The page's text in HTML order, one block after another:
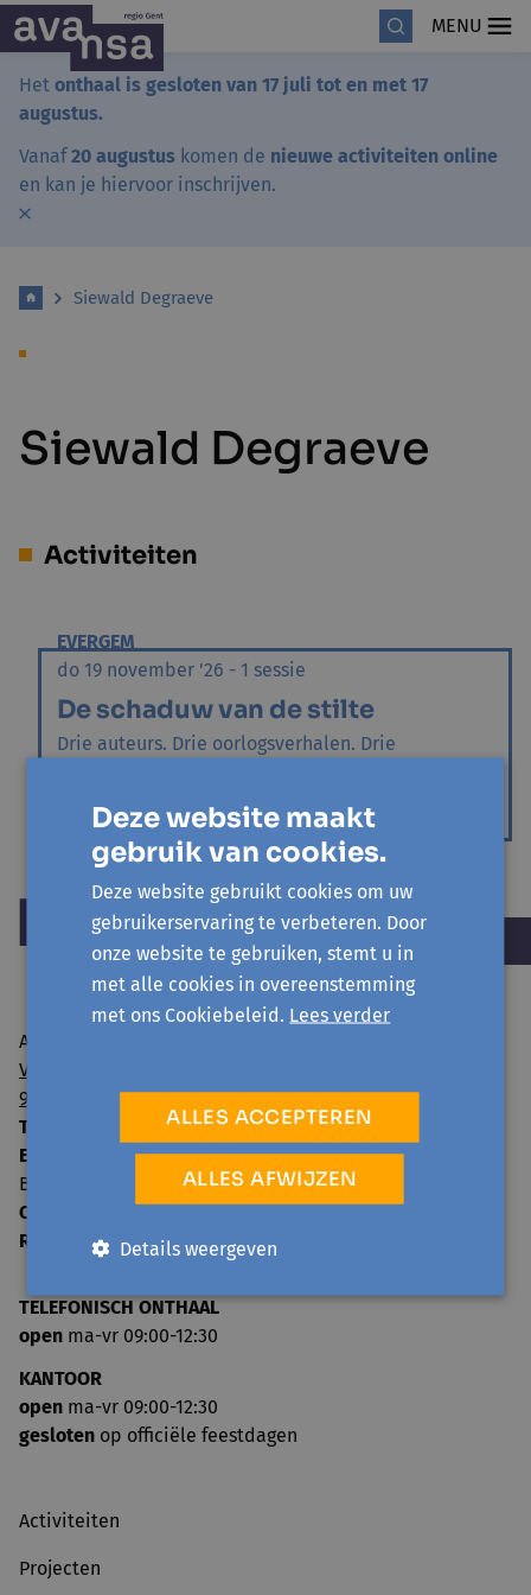
MENU
Het onthaal is gesloten van 17 juli tot en met 17
augustus.
Vanaf20 augustus komen de nieuwe activiteiten online
en kan je hiervoor inschrijven.
Siewald Degraeve
Siewald Degraeve
Activiteiten
EVERGEM
do 19 november '26 - 1 sessie
De schaduw van de stilte
Drie auteurs. Drie oorlogsverhalen. Drie
CULTUUR EN FILOSOFIE
Avansa regio Gent vzw
Visserij 106/1
9000 Gent
T:
E:
info@avansa-regiogent.be
BE15 8939 4415 5730
Ondernemingsnummer:0859.604.397
RPR:
Oost-Vlaanderen
TELEFONISCH ONTHAAL
open ma-vr 09:00-12:30
KANTOOR
open ma-vr 09:00-12:30
gesloten op officiële feestdagen
Activiteiten
Projecten
Deze website maakt
gebruik van cookies.
Deze website gebruikt cookies om uw
gebruikerservaring te verbeteren. Door
onze website te gebruiken, stemt u in
met alle cookies in overeenstemming
met ons Cookiebeleid. Lees verder
ALLES ACCEPTEREN
ALLES AFWIJZEN
Details weergeven